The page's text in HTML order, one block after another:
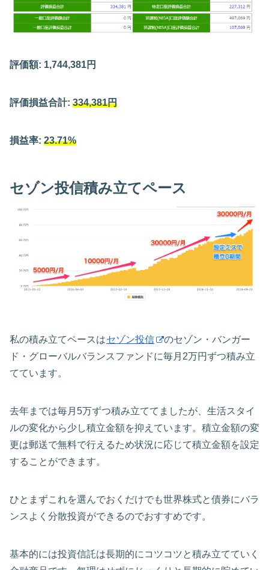
評価額: 1,744,381円
評価損益合計: 334,381円
損益率: 23.71%
セゾン投信積み立てペース
私の積み立てペースはセゾン投信
のセゾン・バンガー
ド・グローバルバランスファンドに毎月2万円ずつ積み立
てています。
去年までは毎月5万ずつ積み立ててましたが、生活スタイ
ルの変化から少し積立金額を抑えています。積立金額の変
更は郵送で無料で行えるため状況に応じて積立金額を設定
することができます。
ひとまずこれを選んでおくだけでも世界株式と債券にバラ
ンスよく分散投資ができるのでおすすめです。
基本的には投資信託は長期的にコツコツと積み立てていく